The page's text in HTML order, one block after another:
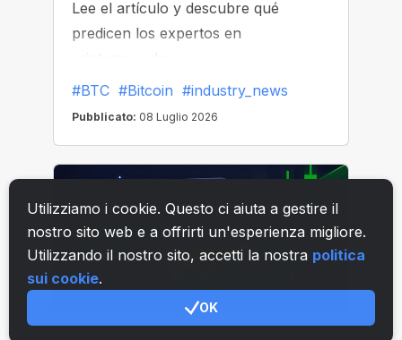
Utilizziamo i cookie. Questo ci aiuta a gestire il
nostro sito web e a offrirti un'esperienza migliore.
Utilizzando il nostro sito, accetti la nostra politica
sui cookie.
OK